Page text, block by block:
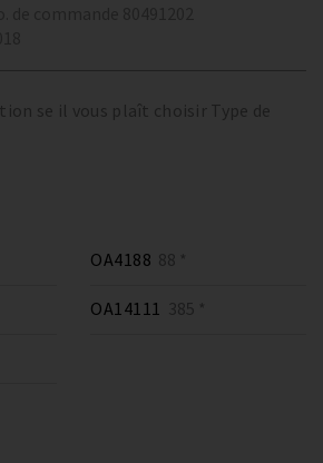
se il vous plaît choisir Type de
OA4188 88 *
OA14111 385 *